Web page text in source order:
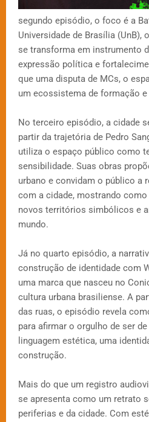
segundo episódio, o foco é a
Universidade de Brasília (UnB),
se transforma em instrumento
expressão política e
que uma disputa de MCs, o
um ecossistema de formação
No terceiro episódio, a cidade
partir da trajetória de Pedro
utiliza o espaço público como
sensibilidade. Suas obras
urbano e convidam o público a
com a cidade, mostrando
novos territórios simbólicos e
mundo.
Já no quarto episódio, a
construção de identidade com
uma marca que nasceu no
cultura urbana brasiliense. A
das ruas, o episódio revela
para afirmar o orgulho de ser
linguagem estética, uma
construção.
Mais do que um registro
se apresenta como um retrato
periferias e da cidade. Com